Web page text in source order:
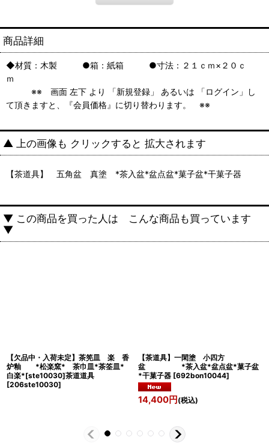
商品詳細
◆材質：木製 ●箱：紙箱 ●寸法：２１ｃｍ×２０ｃ
ｍ
※※ 画面 左下 より 「新規登録」 あるいは 「ログイン」し
て頂きますと、『会員価格』に切り替わります。 ※※
▲ 上の画像も クリックすると 拡大されます
【茶道具】 五角盆 真塗 *茶入盆*盆点盆*菓子盆*干菓子器
▼ この商品を買った人は こんな商品も買っています
▼
【欠品中・入荷未定】茶筅皿 楽 香
炉釉 *松楽窯* 茶巾皿*茶筌皿*
白楽*[ste10030]茶道道具
[206ste10030]
【茶道具】一閑塗 小四方
盆 *茶入盆*盆点盆*菓子盆
*干菓子器 [692bon10044]
14,400円 (税込)